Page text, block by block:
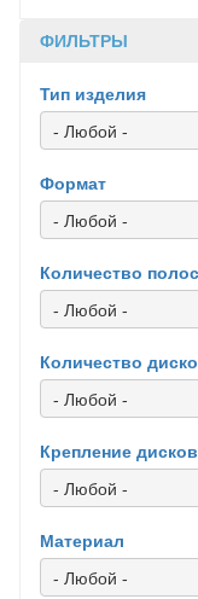
ФИЛЬТРЫ
Тип изделия
- Любой -
Формат
- Любой -
Количество полос
- Любой -
Количество
- Любой -
Крепление дисков
- Любой -
Материал
- Любой -